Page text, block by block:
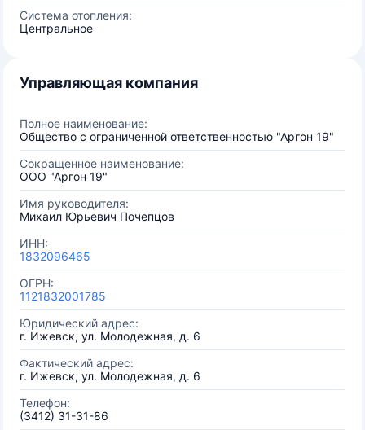
Система отопления:
Центральное
Управляющая компания
Полное наименование:
Общество с ограниченной ответственностью "Аргон 19"
Сокращенное наименование:
ООО "Аргон 19"
Имя руководителя:
Михаил Юрьевич Почепцов
ИНН:
1832096465
ОГРН:
1121832001785
Юридический адрес:
г. Ижевск, ул. Молодежная, д. 6
Фактический адрес:
г. Ижевск, ул. Молодежная, д. 6
Телефон:
(3412) 31-31-86